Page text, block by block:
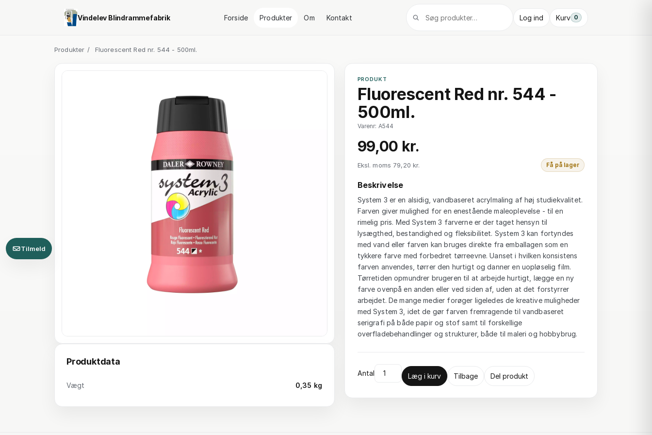
Vindelev Blindrammefabrik Forside Produkter Om Kontakt Log ind Kurv 0
Produkter / Fluorescent Red nr. 544 - 500ml.
Produktdata
Vægt 0,35 kg
PRODUKT
Fluorescent Red nr. 544 -
500ml.
Varenr: A544
99,00 kr.
Eksl. moms 79,20 kr. Få på lager
Beskrivelse
System 3 er en alsidig, vandbaseret acrylmaling af høj studiekvalitet.
Farven giver mulighed for en enestående maleoplevelse - til en
rimelig pris. Med System 3 farverne er der taget hensyn til
lysægthed, bestandighed og fleksibilitet. System 3 kan fortyndes
med vand eller farven kan bruges direkte fra emballagen som en
tykkere farve med forbedret tørreevne. Uanset i hvilken konsistens
farven anvendes, tørrer den hurtigt og danner en uopløselig film.
Tørretiden opmundrer brugeren til at arbejde hurtigt, lægge en ny
farve ovenpå en anden eller ved siden af, uden at det forstyrrer
arbejdet. De mange medier forøger ligeledes de kreative muligheder
med System 3, idet de gør farven fremragende til vandbaseret
serigrafi på både papir og stof samt til forskellige
overfladebehandlinger og strukturer, både til maleri og hobbybrug.
Antal Læg i kurv Tilbage Del produkt
Tilmeld